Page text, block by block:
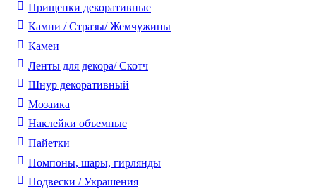
Прищепки декоративные
Камни / Cтразы/ Жемчужины
Камеи
Ленты для декора/ Скотч
Шнур декоративный
Мозаика
Наклейки объемные
Пайетки
Помпоны, шары, гирлянды
Подвески / Украшения